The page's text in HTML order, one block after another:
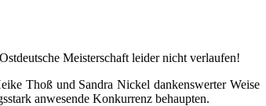
Meisterschaft leider nicht verlaufen!
Thoß und Sandra Nickel dankenswerter Weise
anwesende Konkurrenz behaupten.